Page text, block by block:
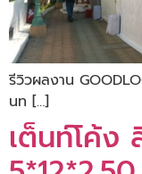
รีวิวผลงาน
นท […]
เต็นท์โค้ง